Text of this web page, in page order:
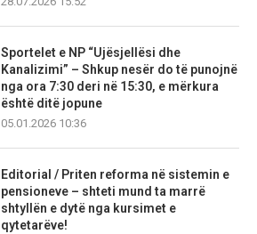
Sportelet e NP “Ujësjellësi dhe
Kanalizimi” – Shkup nesër do të punojnë
nga ora 7:30 deri në 15:30, e mërkura
është ditë jopune
05.01.2026 10:36
Editorial / Priten reforma në sistemin e
pensioneve – shteti mund ta marrë
shtyllën e dytë nga kursimet e
qytetarëve!